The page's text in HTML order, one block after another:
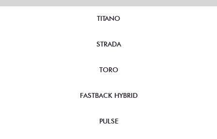
TITANO
STRADA
TORO
FASTBACK HYBRID
PULSE